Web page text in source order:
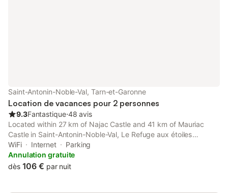
Saint-Antonin-Noble-Val, Tarn-et-Garonne
Location de vacances pour 2 personnes
9.3Fantastique⋅48 avis
Located within 27 km of Najac Castle and 41 km of Mauriac
Castle in Saint-Antonin-Noble-Val, Le Refuge aux étoiles
provides accommodation with seating area. This holiday home
features a garden.
WiFi Internet
Parking
Annulation gratuite
dès 106 € par nuit